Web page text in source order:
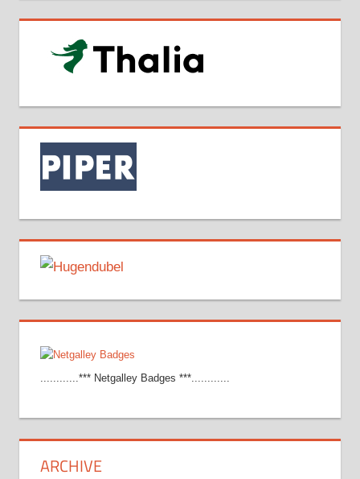
............*** Netgalley Badges ***............
ARCHIVE